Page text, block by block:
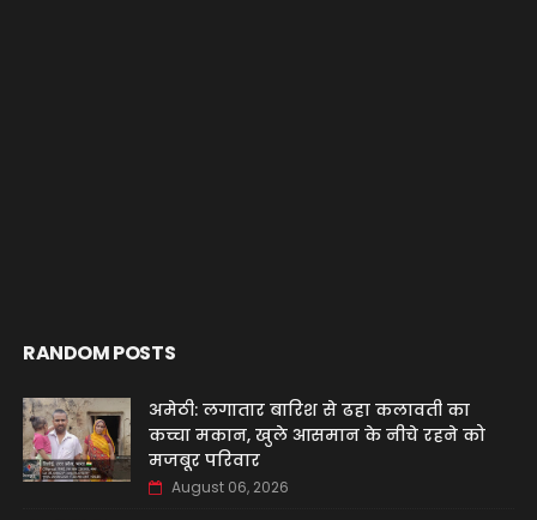
RANDOM POSTS
अमेठी: लगातार बारिश से ढहा कलावती का
कच्चा मकान, खुले आसमान के नीचे रहने को
मजबूर परिवार
August 06, 2026